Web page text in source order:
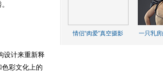
设计来重新释
彩文化上的
情侣“肉爱”真空摄影 一只乳